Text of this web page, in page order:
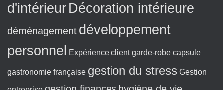
d'intérieurDécoration intérieure
déménagement développement
personnel Expérience client garde-robe capsule
gastronomie française gestion du stress Gestion